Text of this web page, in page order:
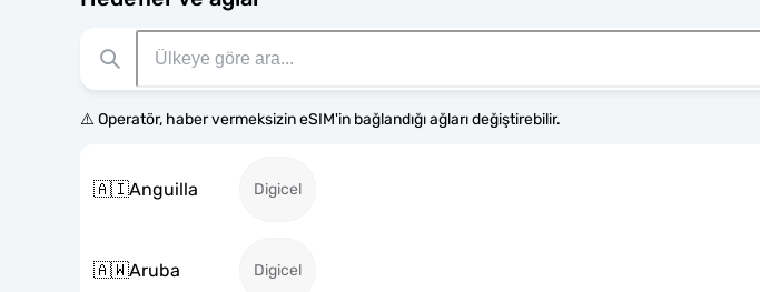
⚠️ Operatör, haber vermeksizin eSIM'in bağlandığı ağları değiştirebilir.
🇦🇮Anguilla Digicel
🇦🇼Aruba Digicel